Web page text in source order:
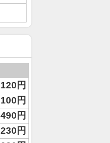
120円
100円
490円
230円